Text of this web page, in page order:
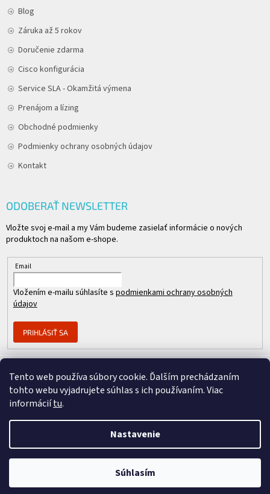
Tento web používa súbory cookie. Ďalším prechádzaním
tohto webu vyjadrujete súhlas s ich používaním. Viac
informáciítu.
Nastavenie
Súhlasím
Blog
Záruka až 5 rokov
Doručenie zdarma
Cisco konfigurácia
Service SLA - Okamžitá výmena
Prenájom a lízing
Obchodné podmienky
Podmienky ochrany osobných údajov
Kontakt
ODOBERAŤ NEWSLETTER
Vložte svoj e-mail a my Vám budeme zasielať informácie o nových
produktoch na našom e-shope.
Email
Vložením e-mailu súhlasíte s podmienkami ochrany osobných
údajov
PRIHLÁSIŤ SA
Vytvoril Shoptet Premium
Člen skupiny
REPASOVANÉ CISCO. Všetky práva vyhradené.